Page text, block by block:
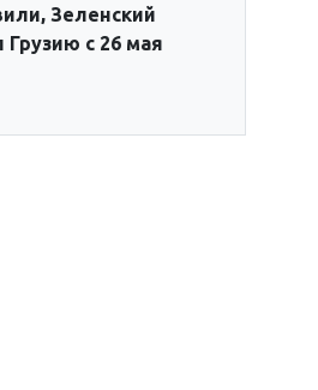
Зеленский
Грузию с 26 мая